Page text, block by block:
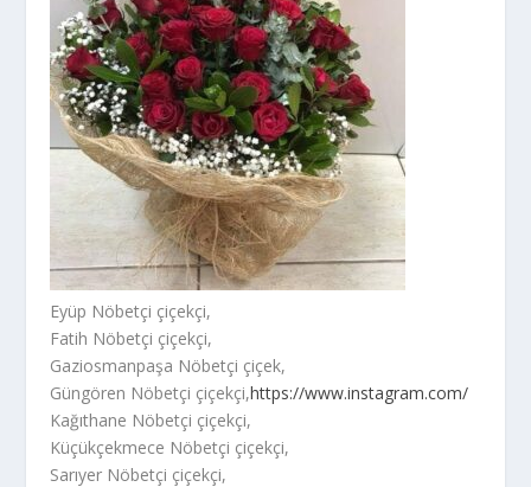
Eyüp Nöbetçi çiçekçi,
Fatih Nöbetçi çiçekçi,
Gaziosmanpaşa Nöbetçi çiçek,
Güngören Nöbetçi çiçekçi,https://www.instagram.com/
Kağıthane Nöbetçi çiçekçi,
Küçükçekmece Nöbetçi çiçekçi,
Sarıyer Nöbetçi çiçekçi,